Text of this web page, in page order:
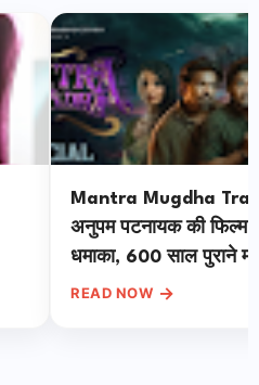
Mantra Mugdha
अनुपम पटनायक की फिल्म
धमाका, 600 साल पुराने
शूट; 1 मई को रिलीज
READ NOW →